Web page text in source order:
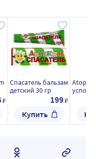
₽
Спасатель бальзам
детский 30 гр
199₽
Купить
Atopic